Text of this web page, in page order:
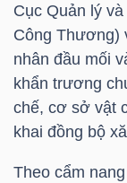
Cục Quản lý
Công Thương)
nhân đầu mối
khẩn trương
chế, cơ sở vật
khai đồng bộ
Theo cẩm
TẾ
THẾ
GIỚI